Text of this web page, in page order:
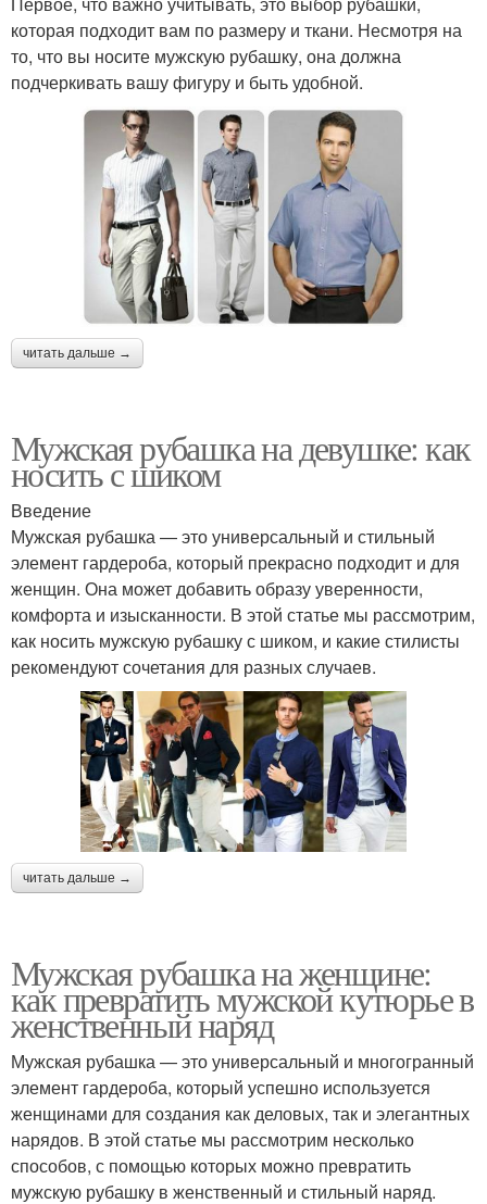
которая подходит вам по размеру и ткани. Несмотря на
то, что вы носите мужскую рубашку, она должна
подчеркивать вашу фигуру и быть удобной.
читать дальше →
Мужская рубашка на девушке: как
носить с шиком
Введение
Мужская рубашка — это универсальный и стильный
элемент гардероба, который прекрасно подходит и для
женщин. Она может добавить образу уверенности,
комфорта и изысканности. В этой статье мы рассмотрим,
как носить мужскую рубашку с шиком, и какие стилисты
рекомендуют сочетания для разных случаев.
читать дальше →
Мужская рубашка на женщине:
как превратить мужской кутюрье в
женственный наряд
Мужская рубашка — это универсальный и многогранный
элемент гардероба, который успешно используется
женщинами для создания как деловых, так и элегантных
нарядов. В этой статье мы рассмотрим несколько
способов, с помощью которых можно превратить
мужскую рубашку в женственный и стильный наряд.